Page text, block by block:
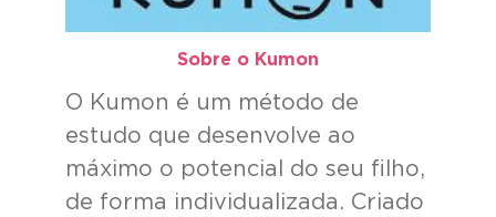
Sobre o Kumon​
O Kumon é um método de
estudo que desenvolve ao
máximo o potencial do seu filho,
de forma individualizada. Criado